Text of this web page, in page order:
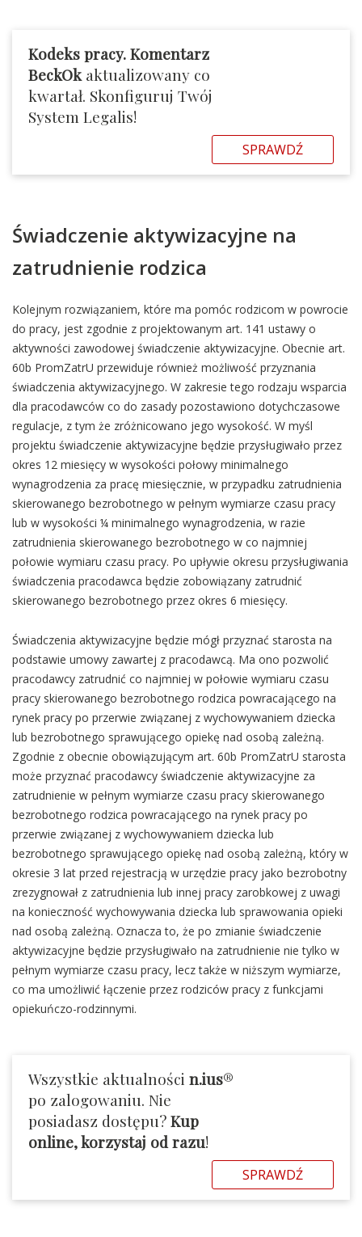
Kodeks pracy. Komentarz
BeckOk aktualizowany co
kwartał. Skonfiguruj Twój
System Legalis!
SPRAWDŹ
Świadczenie aktywizacyjne na
zatrudnienie rodzica
Kolejnym rozwiązaniem, które ma pomóc rodzicom w powrocie
do pracy, jest zgodnie z projektowanym art. 141 ustawy o
aktywności zawodowej świadczenie aktywizacyjne. Obecnie art.
60b PromZatrU przewiduje również możliwość przyznania
świadczenia aktywizacyjnego. W zakresie tego rodzaju wsparcia
dla pracodawców co do zasady pozostawiono dotychczasowe
regulacje, z tym że zróżnicowano jego wysokość. W myśl
projektu świadczenie aktywizacyjne będzie przysługiwało przez
okres 12 miesięcy w wysokości połowy minimalnego
wynagrodzenia za pracę miesięcznie, w przypadku zatrudnienia
skierowanego bezrobotnego w pełnym wymiarze czasu pracy
lub w wysokości ¼ minimalnego wynagrodzenia, w razie
zatrudnienia skierowanego bezrobotnego w co najmniej
połowie wymiaru czasu pracy. Po upływie okresu przysługiwania
świadczenia pracodawca będzie zobowiązany zatrudnić
skierowanego bezrobotnego przez okres 6 miesięcy.
Świadczenia aktywizacyjne będzie mógł przyznać starosta na
podstawie umowy zawartej z pracodawcą. Ma ono pozwolić
pracodawcy zatrudnić co najmniej w połowie wymiaru czasu
pracy skierowanego bezrobotnego rodzica powracającego na
rynek pracy po przerwie związanej z wychowywaniem dziecka
lub bezrobotnego sprawującego opiekę nad osobą zależną.
Zgodnie z obecnie obowiązującym art. 60b PromZatrU starosta
może przyznać pracodawcy świadczenie aktywizacyjne za
zatrudnienie w pełnym wymiarze czasu pracy skierowanego
bezrobotnego rodzica powracającego na rynek pracy po
przerwie związanej z wychowywaniem dziecka lub
bezrobotnego sprawującego opiekę nad osobą zależną, który w
okresie 3 lat przed rejestracją w urzędzie pracy jako bezrobotny
zrezygnował z zatrudnienia lub innej pracy zarobkowej z uwagi
na konieczność wychowywania dziecka lub sprawowania opieki
nad osobą zależną. Oznacza to, że po zmianie świadczenie
aktywizacyjne będzie przysługiwało na zatrudnienie nie tylko w
pełnym wymiarze czasu pracy, lecz także w niższym wymiarze,
co ma umożliwić łączenie przez rodziców pracy z funkcjami
opiekuńczo-rodzinnymi.
Wszystkie aktualności n.ius®
po zalogowaniu. Nie
posiadasz dostępu?Kup
online, korzystaj od razu!
SPRAWDŹ